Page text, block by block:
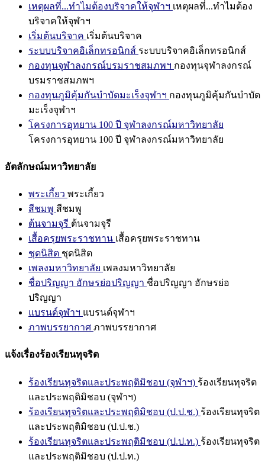
เหตุผลที่...ทำไมต้องบริจาคให้จุฬาฯ เหตุผลที่...ทำไมต้อง
บริจาคให้จุฬาฯ
เริ่มต้นบริจาค เริ่มต้นบริจาค
ระบบบริจาคอิเล็กทรอนิกส์ ระบบบริจาคอิเล็กทรอนิกส์
กองทุนจุฬาลงกรณ์บรมราชสมภพฯ กองทุนจุฬาลงกรณ์
บรมราชสมภพฯ
กองทุนภูมิคุ้มกันบำบัดมะเร็งจุฬาฯ กองทุนภูมิคุ้มกันบำบัด
มะเร็งจุฬาฯ
โครงการอุทยาน 100 ปี จุฬาลงกรณ์มหาวิทยาลัย
โครงการอุทยาน 100 ปี จุฬาลงกรณ์มหาวิทยาลัย
อัตลักษณ์มหาวิทยาลัย
พระเกี้ยว พระเกี้ยว
สีชมพู สีชมพู
ต้นจามจุรี ต้นจามจุรี
เสื้อครุยพระราชทาน เสื้อครุยพระราชทาน
ชุดนิสิต ชุดนิสิต
เพลงมหาวิทยาลัย เพลงมหาวิทยาลัย
ชื่อปริญญา อักษรย่อปริญญา ชื่อปริญญา อักษรย่อ
ปริญญา
แบรนด์จุฬาฯ แบรนด์จุฬาฯ
ภาพบรรยากาศ ภาพบรรยากาศ
แจ้งเรื่องร้องเรียนทุจริต
ร้องเรียนทุจริตและประพฤติมิชอบ (จุฬาฯ) ร้องเรียนทุจริต
และประพฤติมิชอบ (จุฬาฯ)
ร้องเรียนทุจริตและประพฤติมิชอบ (ป.ป.ช.) ร้องเรียนทุจริต
และประพฤติมิชอบ (ป.ป.ช.)
ร้องเรียนทุจริตและประพฤติมิชอบ (ป.ป.ท.) ร้องเรียนทุจริต
และประพฤติมิชอบ (ป.ป.ท.)